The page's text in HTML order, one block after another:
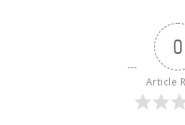
0
Article